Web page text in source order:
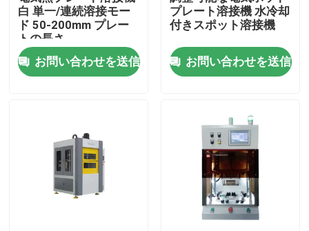
白 単一/連続溶接モー
ド 50-200mm プレー
トの長さ
お問い合わせを送信
プレート溶接機 水冷却
付きスポット溶接機
お問い合わせを送信